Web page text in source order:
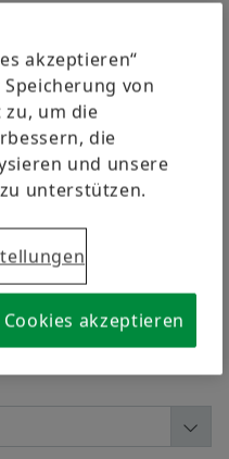
Jetzt bestellen
akzeptieren“
von
zu, um die
die
und unsere
unterstützen.
Cookies akzeptieren